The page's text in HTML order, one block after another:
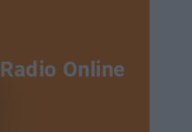
Radio Online